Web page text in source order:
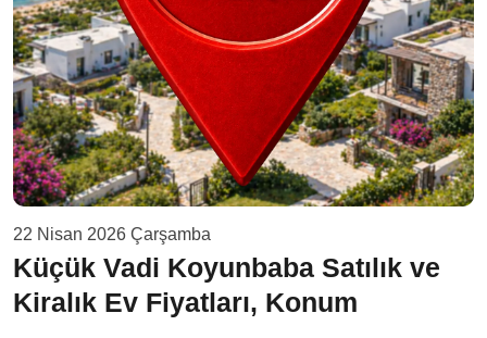
22 Nisan 2026 Çarşamba
Küçük Vadi Koyunbaba Satılık ve
Kiralık Ev Fiyatları, Konum